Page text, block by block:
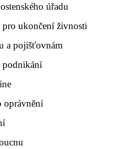
úřadu
ukončení živnosti
a pojišťovnám
podnikání
oprávnění